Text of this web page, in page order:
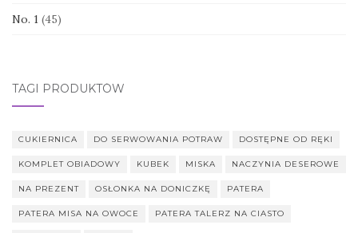
No. 1 (45)
TAGI PRODUKTÓW
CUKIERNICA DO SERWOWANIA POTRAW DOSTĘPNE OD RĘKI
KOMPLET OBIADOWY KUBEK MISKA NACZYNIA DESEROWE
NA PREZENT OSŁONKA NA DONICZKĘ PATERA
PATERA MISA NA OWOCE PATERA TALERZ NA CIASTO